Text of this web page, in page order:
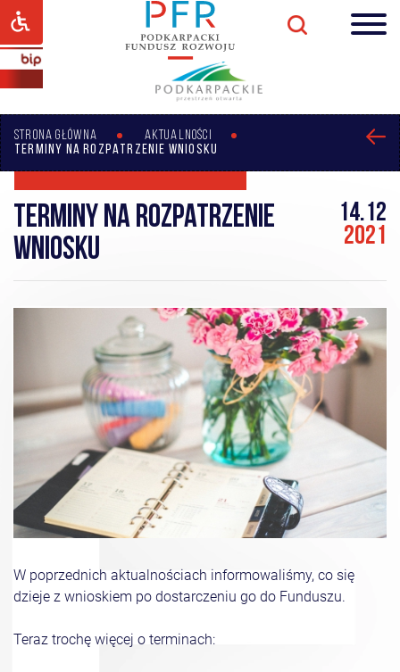
STRONA GŁÓWNA
AKTUALNOŚCI
TERMINY NA ROZPATRZENIE WNIOSKU
Terminy na rozpatrzenie
wniosku
14.12
2021
W poprzednich aktualnościach informowaliśmy, co się
dzieje z wnioskiem po dostarczeniu go do Funduszu.
Teraz trochę więcej o terminach: